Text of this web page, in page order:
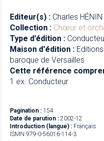
Editeur(s) : Charles HÉNIN
Collection : Chœur et
Type d’édition :
Maison d'édition :
baroque de Versailles
Cette référence
1 ex. Conducteur
Pagination : 154
Date de parution : 2002-12
Introduction (langue) : Français
ISMN 979-0-56016-114-3